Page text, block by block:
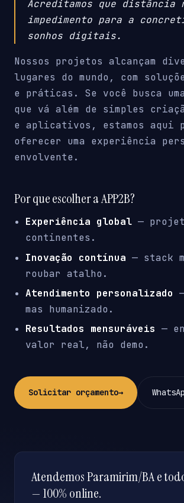
Acreditamos que distância
impedimento para a
sonhos digitais.
Nossos projetos alcançam
lugares do mundo, com
e práticas. Se você busca
que vá além de simples
e aplicativos, estamos aqui
oferecer uma experiência
envolvente.
Por que escolher a APP2B?
Experiência global —
continentes.
Inovação contínua — stack
roubar atalho.
Atendimento personalizado
mas humanizado.
Resultados mensuráveis —
valor real, não demo.
Solicitar orçamento→
Atendemos Paramirim/BA e
— 100% online.